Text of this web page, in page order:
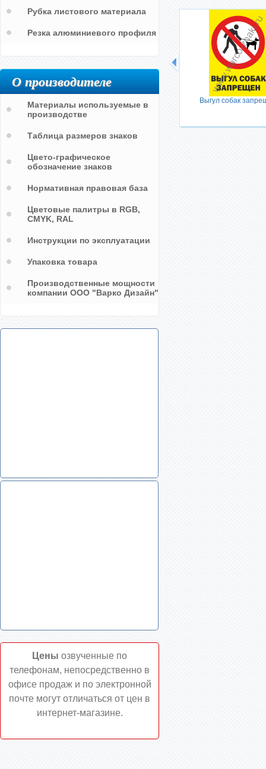
Выгул собак
Рубка листового материала
Резка алюминиевого профиля
О производителе
Материалы используемые в
производстве
Таблица размеров знаков
Цвето-графическое
обозначение знаков
Нормативная правовая база
Цветовые палитры в RGB,
CMYK, RAL
Инструкции по эксплуатации
Упаковка товара
Производственные мощности
компании ООО "Варко Дизайн"
Цены озвученные по
телефонам, непосредственно в
офисе продаж и по электронной
почте могут отличаться от цен в
интернет-магазине.